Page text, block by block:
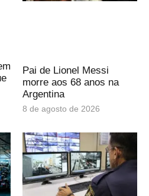
Pai de Lionel Messi
morre aos 68 anos na
Argentina
8 de agosto de 2026